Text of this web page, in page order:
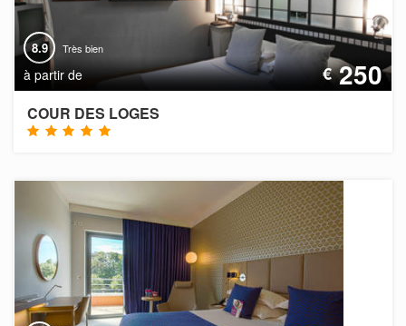
8.9 Très bien
à partir de €250
COUR DES LOGES